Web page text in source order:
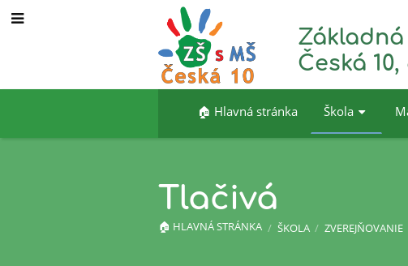
Česká
🏠︎ Hlavná stránka Škola
Tlačivá
🏠︎ HLAVNÁ STRÁNKA / ŠKOLA / ZVEREJŇOVANIE